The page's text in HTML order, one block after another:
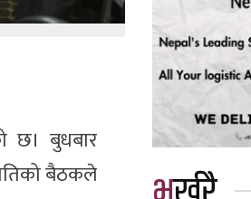
छ। बुधबार
बैठकले